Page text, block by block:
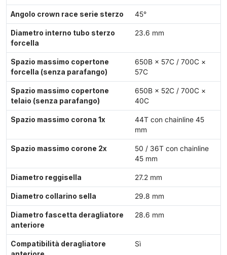
Angolo crown race serie sterzo 45°
Diametro interno tubo sterzo
forcella
23.6 mm
Spazio massimo copertone
forcella (senza parafango)
650B × 57C / 700C ×
57C
Spazio massimo copertone
telaio (senza parafango)
650B × 52C / 700C ×
40C
Spazio massimo corona 1x
44T con chainline 45
mm
Spazio massimo corone 2x
50 / 36T con chainline
45 mm
Diametro reggisella 27.2 mm
Diametro collarino sella 29.8 mm
Diametro fascetta deragliatore
anteriore
28.6 mm
Compatibilità deragliatore
Sì